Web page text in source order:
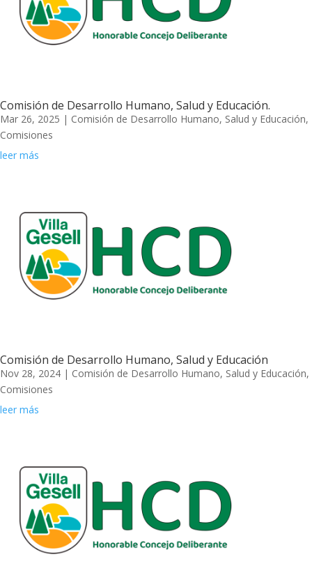
Comisión de Desarrollo Humano, Salud y Educación.
Mar 26, 2025 | Comisión de Desarrollo Humano, Salud y Educación,
Comisiones
leer más
Comisión de Desarrollo Humano, Salud y Educación
Nov 28, 2024 | Comisión de Desarrollo Humano, Salud y Educación,
Comisiones
leer más